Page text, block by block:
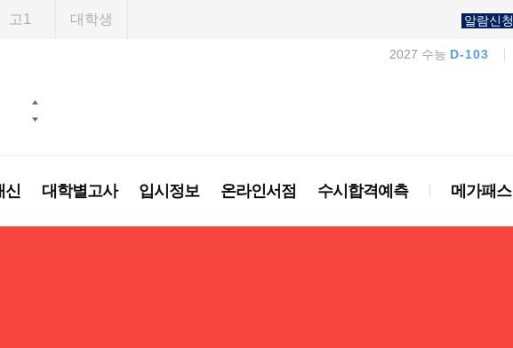
고1 대학생 알람신청
2027 수능 D-103
신 대학별고사 입시정보 온라인서점 수시합격예측 메가패스